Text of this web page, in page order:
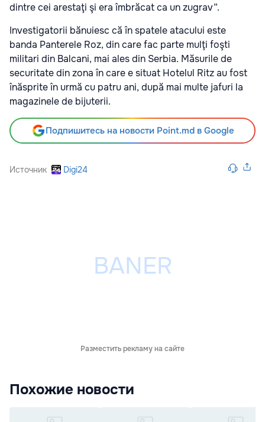
dintre cei arestaţi şi era îmbrăcat ca un zugrav”.
Investigatorii bănuiesc că în spatele atacului este
banda Panterele Roz, din care fac parte mulţi foşti
militari din Balcani, mai ales din Serbia. Măsurile de
securitate din zona în care e situat Hotelul Ritz au fost
înăsprite în urmă cu patru ani, după mai multe jafuri la
magazinele de bijuterii.
Подпишитесь на новости Point.md в Google
Источник Digi24
Разместить рекламу на сайте
Похожие новости